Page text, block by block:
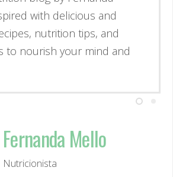
através de receitas
alimentos de verdade
corpo e mente.
Nutricionista